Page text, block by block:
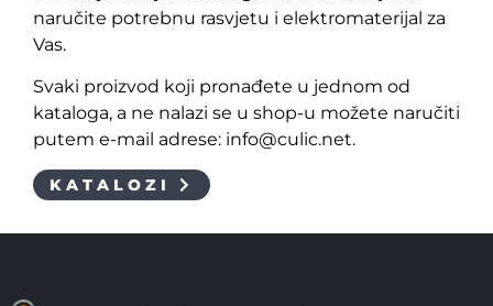
naručite potrebnu rasvjetu i elektromaterijal za
Vas.
Svaki proizvod koji pronađete u jednom od
kataloga, a ne nalazi se u shop-u možete naručiti
putem e-mail adrese: info@culic.net.
KATALOZI